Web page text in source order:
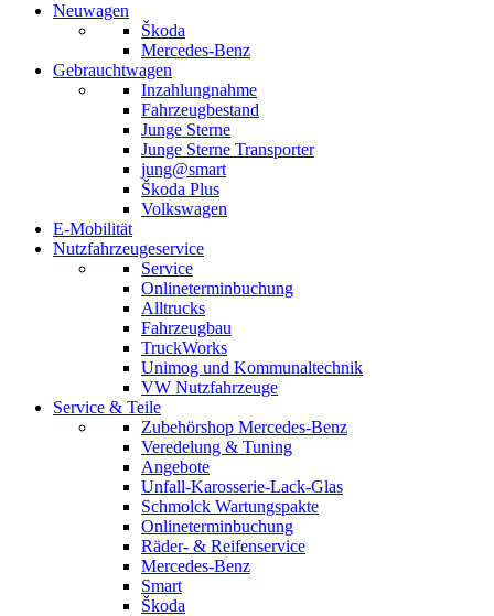
Neuwagen
Škoda
Mercedes-Benz
Gebrauchtwagen
Inzahlungnahme
Fahrzeugbestand
Junge Sterne
Junge Sterne Transporter
jung@smart
Škoda Plus
Volkswagen
E-Mobilität
Nutzfahrzeugeservice
Service
Onlineterminbuchung
Alltrucks
Fahrzeugbau
TruckWorks
Unimog und Kommunaltechnik
VW Nutzfahrzeuge
Service & Teile
Zubehörshop Mercedes-Benz
Veredelung & Tuning
Angebote
Unfall-Karosserie-Lack-Glas
Schmolck Wartungspakte
Onlineterminbuchung
Räder- & Reifenservice
Mercedes-Benz
Smart
Škoda